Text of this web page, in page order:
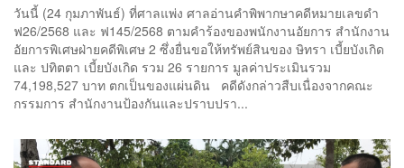
วันนี้ (24 กุมภาพันธ์) ที่ศาลแพ่ง ศาลอ่านคำพิพากษาคดีหมายเลขดำ
ฟ26/2568 และ ฟ145/2568 ตามคำร้องของพนักงานอัยการ สำนักงาน
อัยการพิเศษฝ่ายคดีพิเศษ 2 ซึ่งยื่นขอให้ทรัพย์สินของ ษิทรา เบี้ยบังเกิด
และ ปทิตตา เบี้ยบังเกิด รวม 26 รายการ มูลค่าประเมินรวม
74,198,527 บาท ตกเป็นของแผ่นดิน คดีดังกล่าวสืบเนื่องจากคณะ
กรรมการ สำนักงานป้องกันและปราบปรา...